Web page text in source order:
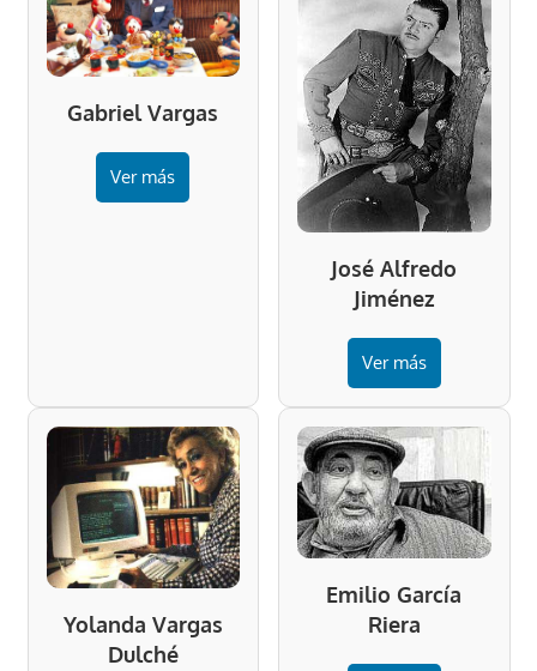
Gabriel Vargas
Ver más
José Alfredo
Jiménez
Ver más
Yolanda Vargas
Dulché
Emilio García
Riera